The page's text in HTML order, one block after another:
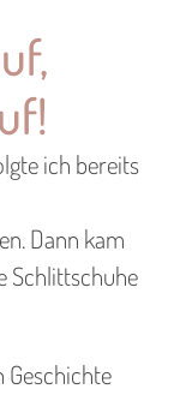
ich bereits
Dann kam
Schlittschuhe
Geschichte